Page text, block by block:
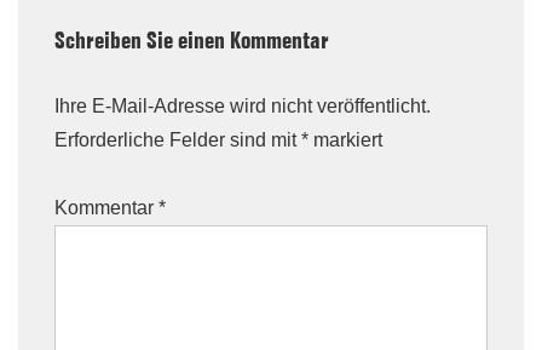
Schreiben Sie einen Kommentar
Ihre E-Mail-Adresse wird nicht veröffentlicht.
Erforderliche Felder sind mit* markiert
Kommentar *